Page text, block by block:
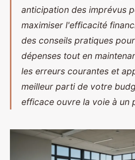
anticipation des imprévus
maximiser l'efficacité
des conseils pratiques
dépenses tout en
les erreurs courantes et
meilleur parti de votre
efficace ouvre la voie à un